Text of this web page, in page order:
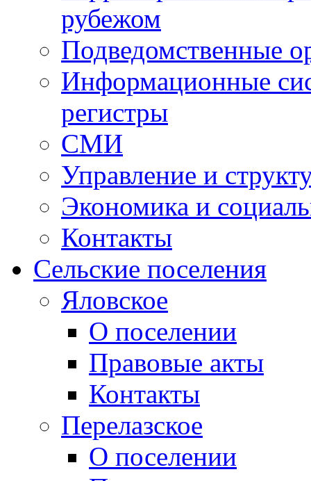
рубежом
Подведомственные
Информационные
регистры
СМИ
Управление и
Экономика и
Контакты
Сельские поселения
Яловское
О поселении
Правовые акты
Контакты
Перелазское
О поселении